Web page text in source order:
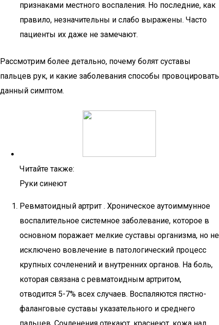
признаками местного воспаления. Но последние, как
правило, незначительны и слабо выражены. Часто
пациенты их даже не замечают.
Рассмотрим более детально, почему болят суставы
пальцев рук, и какие заболевания способы провоцировать
данный симптом.
Читайте также:
Руки синеют
Ревматоидный артрит . Хроническое аутоиммунное
воспалительное системное заболевание, которое в
основном поражает мелкие суставы организма, но не
исключено вовлечение в патологический процесс
крупных сочленений и внутренних органов. На боль,
которая связана с ревматоидным артритом,
отводится 5-7% всех случаев. Воспаляются пястно-
фаланговые суставы указательного и среднего